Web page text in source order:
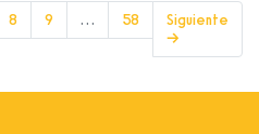
8 9 … 58
Siguiente
→